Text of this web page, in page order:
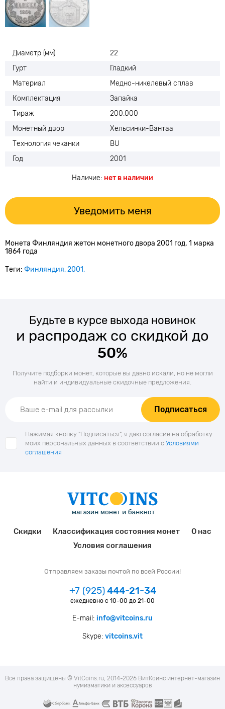
Диаметр (мм)
22
Гурт
Гладкий
Материал
Медно-никелевый сплав
Комплектация
Запайка
Тираж
200.000
Монетный двор
Хельсинки-Вантаа
Технология чеканки
BU
Год
2001
Наличие: нет в наличии
Уведомить меня
Монета Финляндия жетон монетного двора 2001 год. 1 марка
1864 года
Теги: Финляндия 2001
Будьте в курсе выхода новинок
и распродаж со скидкой до
50%
Получите подборки монет, которые вы давно искали, но не могли
найти и индивидуальные скидочные предложения.
Подписаться
Нажимая кнопку "Подписаться", я даю согласие на обработку
моих персональных данных в соответствии с Условиями
соглашения
Скидки Классификация состояния монет
О нас
Условия соглашения
Отправляем заказы почтой по всей России!
+7 (925)444-21-34
ежедневно с 10-00 до 21-00
E-mail: info@vitcoins.ru
Skype: vitcoins.vit
Все права защищены © VitCoins.ru, 2014-2026 ВитКоинс интернет-магазин
нумизматики и аксессуаров